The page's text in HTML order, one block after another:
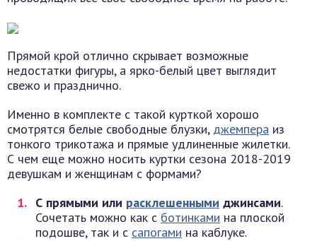
Прямой крой отлично скрывает возможные
недостатки фигуры, а ярко-белый цвет выглядит
свежо и празднично.
Именно в комплекте с такой курткой хорошо
смотрятся белые свободные блузки, джемпера из
тонкого трикотажа и прямые удлиненные жилетки.
С чем еще можно носить куртки сезона 2018-2019
девушкам и женщинам с формами?
С прямыми или расклешенными джинсами.
Сочетать можно как с ботинками на плоской
подошве, так и с сапогами на каблуке.